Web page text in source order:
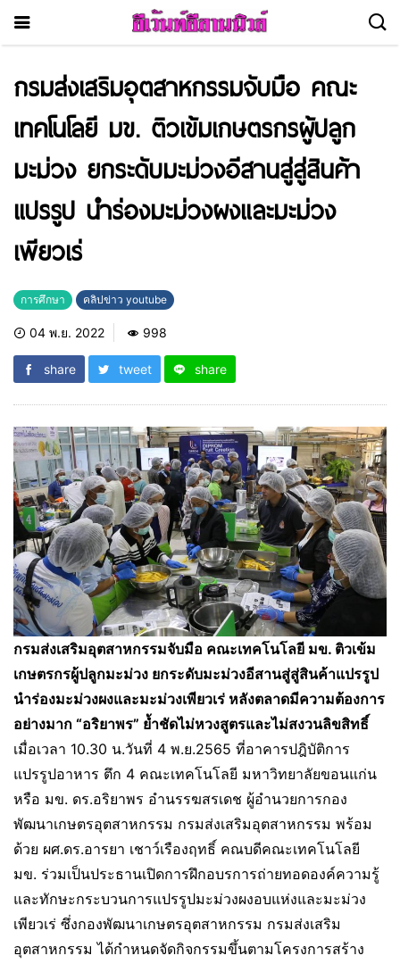
กรมส่งเสริมอุตสาหกรรมจับมือ คณะ
เทคโนโลยี มข. ติวเข้มเกษตรกรผู้ปลูก
มะม่วง ยกระดับมะม่วงอีสานสู่สู่สินค้า
แปรรูป นำร่องมะม่วงผงและมะม่วง
เพียวเร่
การศึกษา คลิปข่าว youtube
04 พ.ย. 2022 998
share tweet share
กรมส่งเสริมอุตสาหกรรมจับมือ คณะเทคโนโลยี มข. ติวเข้ม
เกษตรกรผู้ปลูกมะม่วง ยกระดับมะม่วงอีสานสู่สู่สินค้าแปรรูป
นำร่องมะม่วงผงและมะม่วงเพียวเร่ หลังตลาดมีความต้องการ
อย่างมาก “อริยาพร” ย้ำชัดไม่หวงสูตรและไม่สงวนลิขสิทธิ์
เมื่อเวลา 10.30 น.วันที่ 4 พ.ย.2565 ที่อาคารปฎิบัติการ
แปรรูปอาหาร ตึก 4 คณะเทคโนโลยี มหาวิทยาลัยขอนแก่น
หรือ มข. ดร.อริยาพร อำนรรฆสรเดช ผู้อำนวยการกอง
พัฒนาเกษตรอุตสาหกรรม กรมส่งเสริมอุตสาหกรรม พร้อม
ด้วย ผศ.ดร.อารยา เชาว์เรืองฤทธิ์ คณบดีคณะเทคโนโลยี
มข. ร่วมเป็นประธานเปิดการฝึกอบรการถ่ายทอดองค์ความรู้
และทักษะกระบวนการแปรรูปมะม่วงผงอบแห่งและมะม่วง
เพียวเร่ ซึ่งกองพัฒนาเกษตรอุตสาหกรรม กรมส่งเสริม
อุตสาหกรรม ได้กำหนดจัดกิจกรรมขึ้นตามโครงการสร้าง